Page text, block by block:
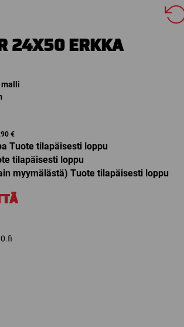
24X50 ERKKA
€
Tuote tilapäisesti loppu
tilapäisesti loppu
myymälästä) Tuote tilapäisesti loppu